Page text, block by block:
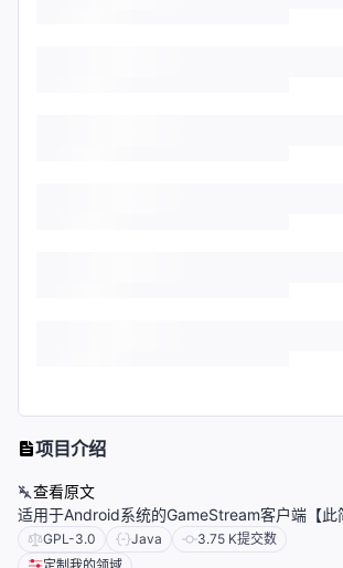
项目介绍
查看原文
适用于Android系统的GameStream客户端【此
GPL-3.0 Java 3.75 K提交数